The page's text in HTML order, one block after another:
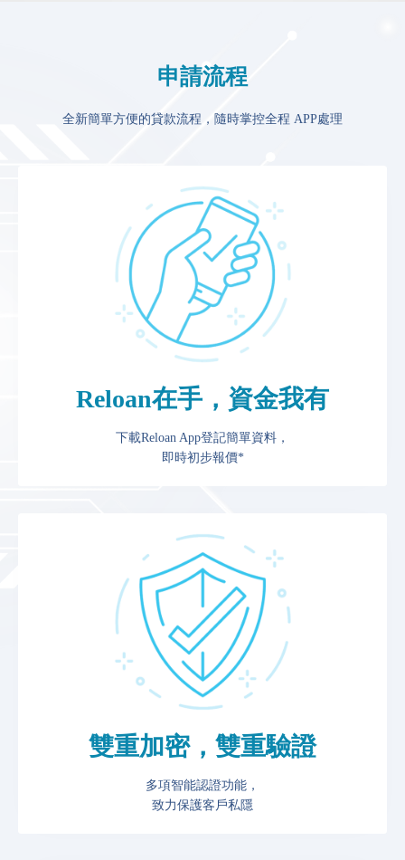
申請流程
全新簡單方便的貸款流程，隨時掌控全程 APP處理
Reloan在手，資金我有
下載Reloan App登記簡單資料，
即時初步報價*
雙重加密，雙重驗證
多項智能認證功能，
致力保護客戶私隱